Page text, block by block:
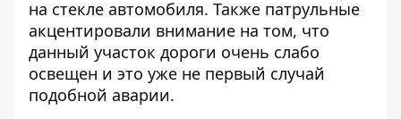
на стекле автомобиля. Также патрульные
акцентировали внимание на том, что
данный участок дороги очень слабо
освещен и это уже не первый случай
подобной аварии.